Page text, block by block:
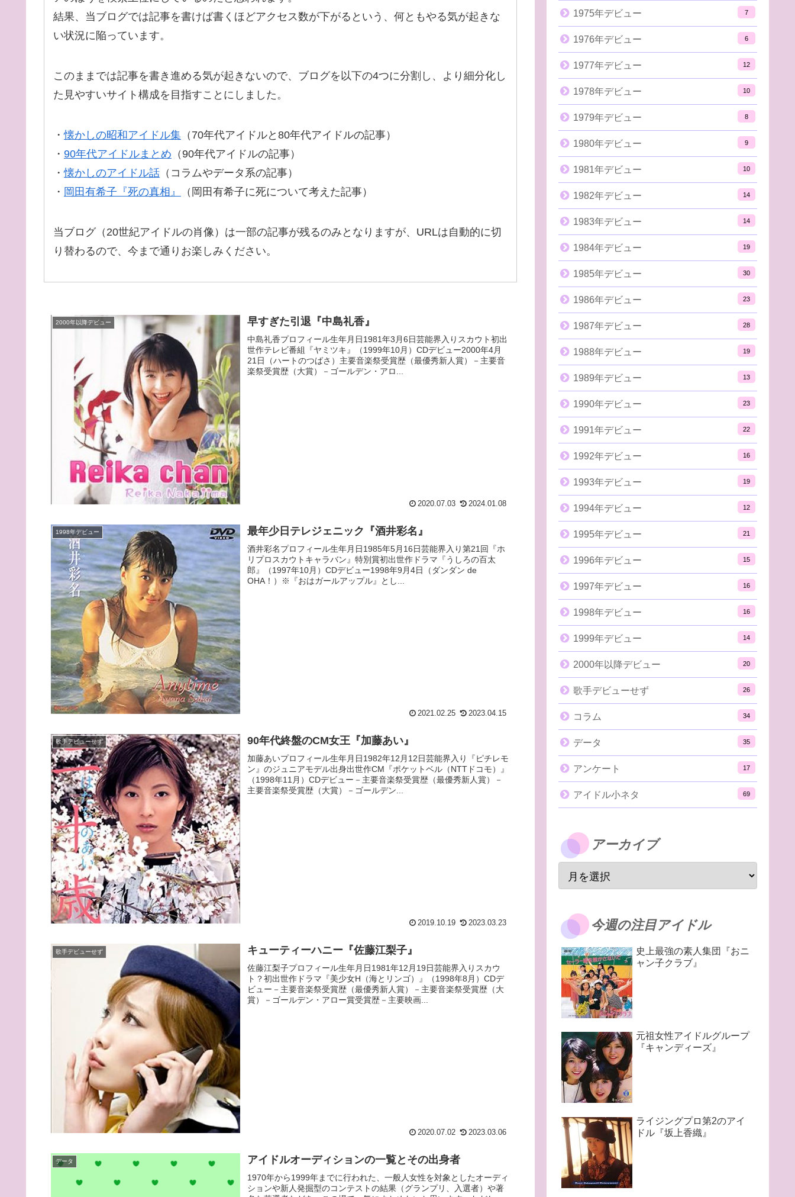
結果、当ブログでは記事を書けば書くほどアクセス数が下がるという、何ともやる気が起きな
い状況に陥っています。
このままでは記事を書き進める気が起きないので、ブログを以下の4つに分割し、より細分化し
た見やすいサイト構成を目指すことにしました。
・懐かしの昭和アイドル集 （70年代アイドルと80年代アイドルの記事）
・ 90年代アイドルまとめ （90年代アイドルの記事）
・懐かしのアイドル話 （コラムやデータ系の記事）
・ 岡田有希子『死の真相』 （岡田有希子に死について考えた記事）
当ブログ（20世紀アイドルの肖像）は一部の記事が残るのみとなりますが、URLは自動的に切
り替わるので、今まで通りお楽しみください。
2000年以降デビュー 早すぎた引退『中島礼香』
中島礼香プロフィール生年月日1981年3月6日芸能界入りスカウト初出
世作テレビ番組『ヤミツキ』（1999年10月）CDデビュー2000年4月
21日（ハートのつばさ）主要音楽祭受賞歴（最優秀新人賞）－主要音
楽祭受賞歴（大賞）－ゴールデン・アロ...
2020.07.03 2024.01.08
1998年デビュー 最年少日テレジェニック『酒井彩名』
酒井彩名プロフィール生年月日1985年5月16日芸能界入り第21回『ホ
リプロスカウトキャラバン』特別賞初出世作ドラマ『うしろの百太
郎』（1997年10月）CDデビュー1998年9月4日（ダンダン de
OHA！）※『おはガールアップル』とし...
2021.02.25 2023.04.15
歌手デビューせず 90年代終盤のCM女王『加藤あい』
加藤あいプロフィール生年月日1982年12月12日芸能界入り『ピチレモ
ン』のジュニアモデル出身出世作CM『ポケットベル（NTTドコモ）』
（1998年11月）CDデビュー－主要音楽祭受賞歴（最優秀新人賞）－
主要音楽祭受賞歴（大賞）－ゴールデン...
2019.10.19 2023.03.23
歌手デビューせず キューティーハニー『佐藤江梨子』
佐藤江梨子プロフィール生年月日1981年12月19日芸能界入りスカウ
ト？初出世作ドラマ『美少女H（海とリンゴ）』（1998年8月）CDデ
ビュー－主要音楽祭受賞歴（最優秀新人賞）－主要音楽祭受賞歴（大
賞）－ゴールデン・アロー賞受賞歴－主要映画...
2020.07.02 2023.03.06
データ アイドルオーディションの一覧とその出身者
1970年から1999年までに行われた、一般人女性を対象としたオーディ
ションや新人発掘型のコンテストの結果（グランプリ、入選者）や著
1975年デビュー 7
1976年デビュー 6
1977年デビュー 12
1978年デビュー 10
1979年デビュー 8
1980年デビュー 9
1981年デビュー 10
1982年デビュー 14
1983年デビュー 14
1984年デビュー 19
1985年デビュー 30
1986年デビュー 23
1987年デビュー 28
1988年デビュー 19
1989年デビュー 13
1990年デビュー 23
1991年デビュー 22
1992年デビュー 16
1993年デビュー 19
1994年デビュー 12
1995年デビュー 21
1996年デビュー 15
1997年デビュー 16
1998年デビュー 16
1999年デビュー 14
2000年以降デビュー 20
歌手デビューせず 26
コラム 34
データ 35
アンケート 17
アイドル小ネタ 69
アーカイブ
今週の注目アイドル
史上最強の素人集団『おニ
ャン子クラブ』
元祖女性アイドルグループ
『キャンディーズ』
ライジングプロ第2のアイ
ドル『坂上香織』